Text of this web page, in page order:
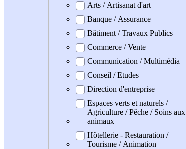
Arts / Artisanat d'art
Banque / Assurance
Bâtiment / Travaux Publics
Commerce / Vente
Communication / Multimédia
Conseil / Etudes
Direction d'entreprise
Espaces verts et naturels /
Agriculture / Pêche / Soins aux
animaux
Hôtellerie - Restauration /
Tourisme / Animation